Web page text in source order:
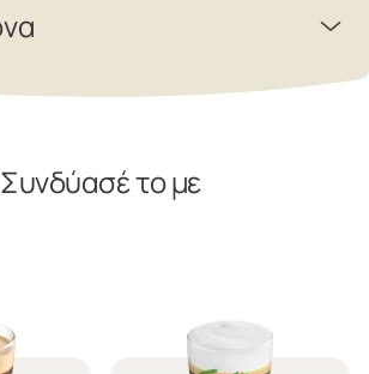
Συνδύασέ το με